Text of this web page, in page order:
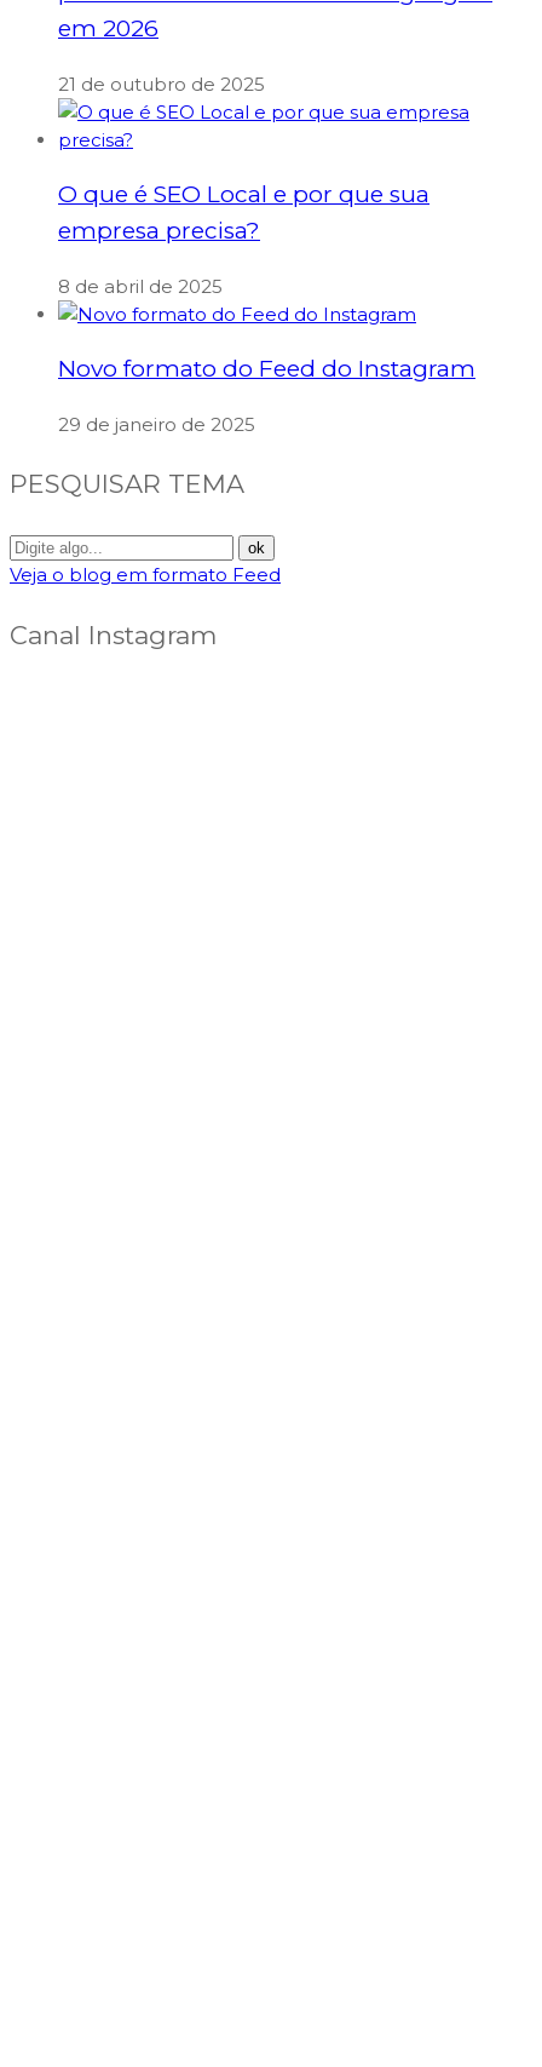
em 2026
21 de outubro de 2025
O que é SEO Local e por que sua
empresa precisa?
8 de abril de 2025
Novo formato do Feed do Instagram
29 de janeiro de 2025
PESQUISAR TEMA
Veja o blog em formato Feed
Canal Instagram